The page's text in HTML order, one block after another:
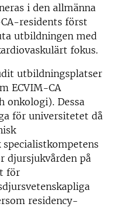
i den allmänna
residents först
utbildningen med
fokus.
utbildningsplatser
ECVIM-CA
onkologi). Dessa
för universitetet då
djursjukvården på
för
residency-